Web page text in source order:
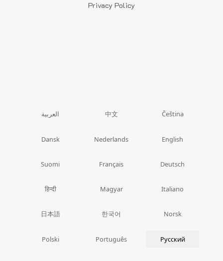
Privacy Policy
العربية 中文 Čeština
Dansk Nederlands English
Suomi Français Deutsch
हिन्दी Magyar Italiano
日本語 한국어 Norsk
Polski Português Русский